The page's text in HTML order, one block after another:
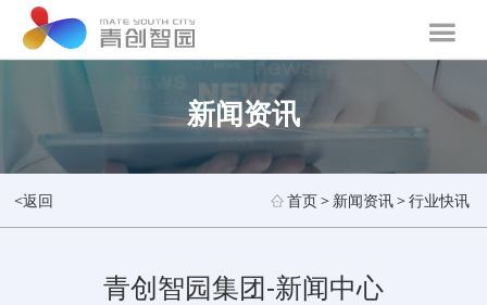
新闻资讯
<返回 首页> 新闻资讯>行业快讯
青创智园集团-新闻中心